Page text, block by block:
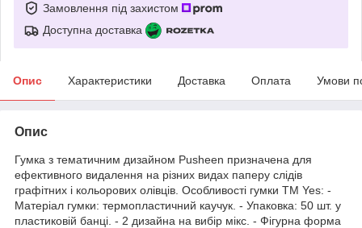
Замовлення під захистом
Доступна доставка
Опис Характеристики Доставка Оплата Умови
Опис
Гумка з тематичним дизайном Pusheen призначена для
ефективного видалення на різних видах паперу слідів
графітних і кольорових олівців. Особливості гумки ТМ Yes: -
Матеріал гумки: термопластичний каучук. - Упаковка: 50 шт. у
пластиковій банці. - 2 дизайна на вибір мікс. - Фігурна форма